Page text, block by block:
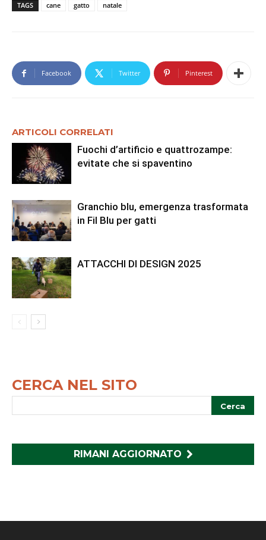
TAGS cane gatto natale
Facebook Twitter Pinterest
ARTICOLI CORRELATI
Fuochi d’artificio e quattrozampe:
evitate che si spaventino
Granchio blu, emergenza trasformata
in Fil Blu per gatti
ATTACCHI DI DESIGN 2025
CERCA NEL SITO
RIMANI AGGIORNATO